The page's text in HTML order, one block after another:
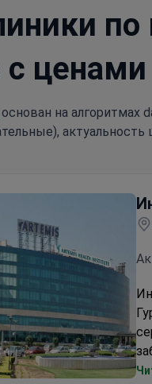
с ценами
основан на алгоритмах
актуальность